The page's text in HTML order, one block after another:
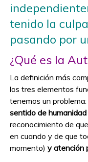
tenido la
pasando por
¿Qué es la
La definición más
los tres elementos
tenemos un problema:
sentido de
reconocimiento de
en cuando y de que
momento) y atención